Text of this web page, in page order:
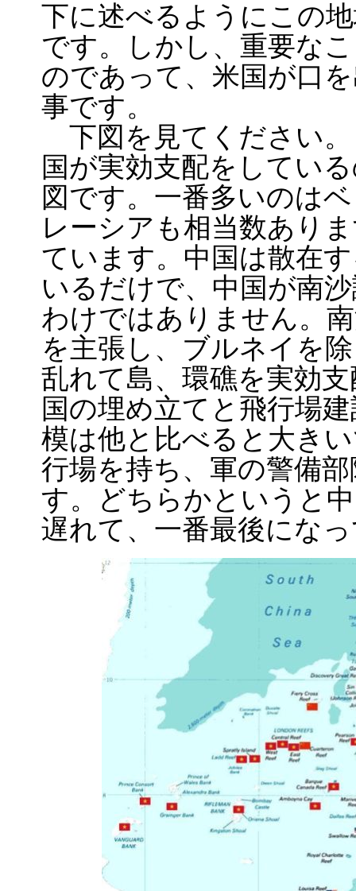
下に述べるようにこの
です。しかし、重要な
のであって、米国が口
事です。
下図を見てください
国が実効支配をしてい
図です。一番多いのは
レーシアも相当数あり
ています。中国は散在
いるだけで、中国が南
わけではありません。
を主張し、ブルネイを
乱れて島、環礁を実効
国の埋め立てと飛行場
模は他と比べると大き
行場を持ち、軍の警備
す。どちらかというと
遅れて、一番最後にな